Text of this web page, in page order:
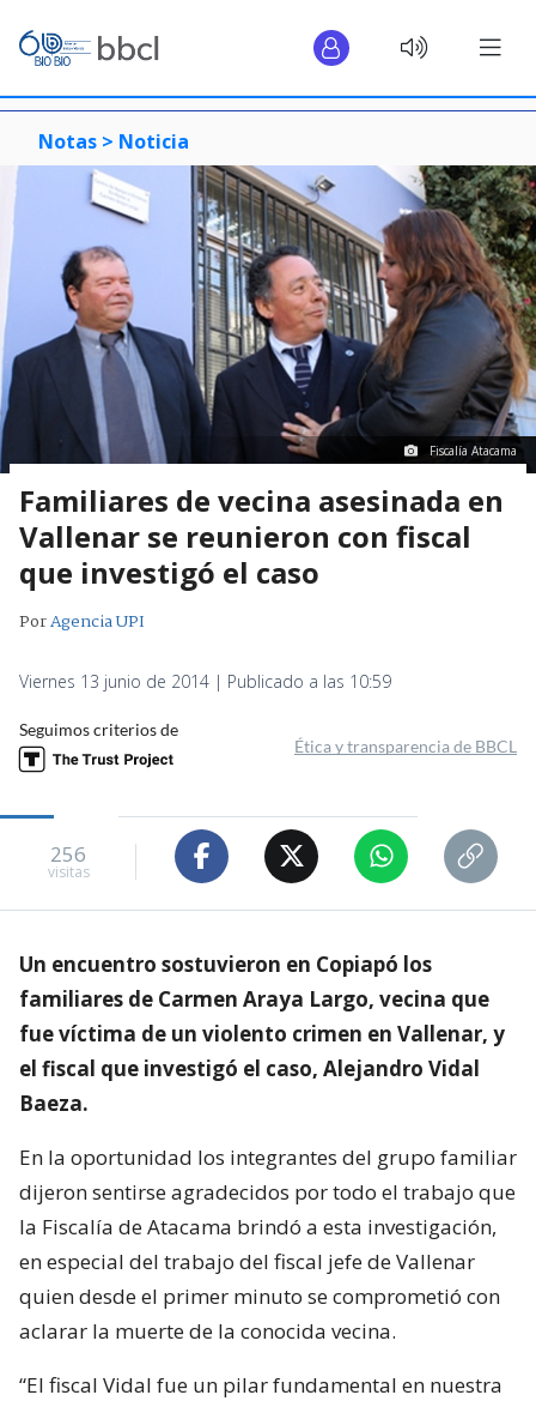
Notas > Noticia
Fiscalía Atacama
Familiares de vecina asesinada en
Vallenar se reunieron con fiscal
que investigó el caso
PorAgencia UPI
Viernes 13 junio de 2014 | Publicado a las 10:59
Seguimos criterios de
Ética y transparencia de BBCL
256
visitas
Un encuentro sostuvieron en Copiapó los
familiares de Carmen Araya Largo, vecina que
fue víctima de un violento crimen en Vallenar, y
el fiscal que investigó el caso, Alejandro Vidal
Baeza.
En la oportunidad los integrantes del grupo familiar
dijeron sentirse agradecidos por todo el trabajo que
la Fiscalía de Atacama brindó a esta investigación,
en especial del trabajo del fiscal jefe de Vallenar
quien desde el primer minuto se comprometió con
aclarar la muerte de la conocida vecina.
“El fiscal Vidal fue un pilar fundamental en nuestra